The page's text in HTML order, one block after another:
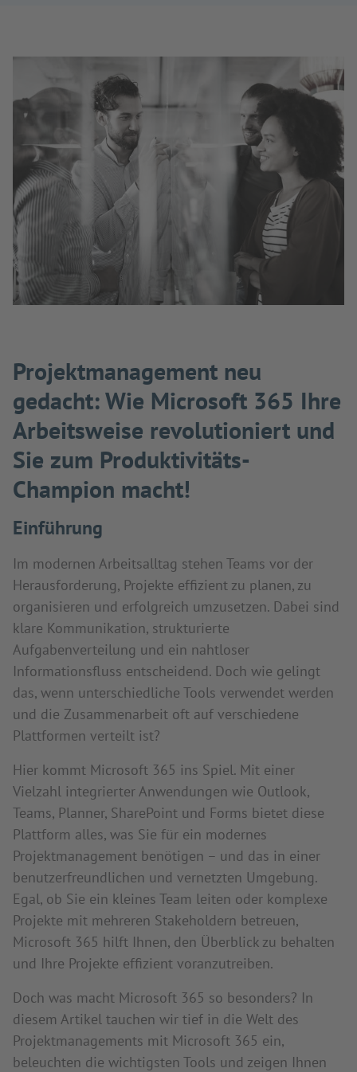
Projektmanagement neu
gedacht: Wie Microsoft 365 Ihre
Arbeitsweise revolutioniert und
Sie zum Produktivitäts-
Champion macht!
Einführung
Im modernen Arbeitsalltag stehen Teams vor der
Herausforderung, Projekte effizient zu planen, zu
organisieren und erfolgreich umzusetzen. Dabei sind
klare Kommunikation, strukturierte
Aufgabenverteilung und ein nahtloser
Informationsfluss entscheidend. Doch wie gelingt
das, wenn unterschiedliche Tools verwendet werden
und die Zusammenarbeit oft auf verschiedene
Plattformen verteilt ist?
Hier kommt Microsoft 365 ins Spiel. Mit einer
Vielzahl integrierter Anwendungen wie Outlook,
Teams, Planner, SharePoint und Forms bietet diese
Plattform alles, was Sie für ein modernes
Projektmanagement benötigen – und das in einer
benutzerfreundlichen und vernetzten Umgebung.
Egal, ob Sie ein kleines Team leiten oder komplexe
Projekte mit mehreren Stakeholdern betreuen,
Microsoft 365 hilft Ihnen, den Überblick zu behalten
und Ihre Projekte effizient voranzutreiben.
Doch was macht Microsoft 365 so besonders? In
diesem Artikel tauchen wir tief in die Welt des
Projektmanagements mit Microsoft 365 ein,
beleuchten die wichtigsten Tools und zeigen Ihnen